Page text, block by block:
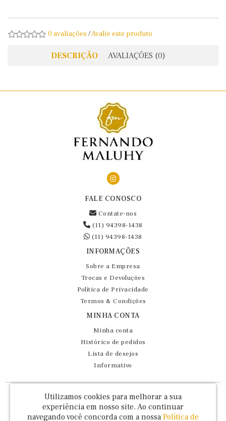
0 avaliações /Avalie este produto
DESCRIÇÃO AVALIAÇÕES (0)
FALE CONOSCO
Contate-nos
(11) 94398-1438
(11) 94398-1438
INFORMAÇÕES
Sobre a Empresa
Trocas e Devoluções
Política de Privacidade
Termos & Condições
MINHA CONTA
Minha conta
Histórico de pedidos
Lista de desejos
Informativo
Fernando Maluhy Cia Ltda - CNPJ: 60.458.825/0001-86
Rua Dr Euclydes da Cunha, 47 - Brás - São Paulo / SP - CEP 03016-030
Utilizamos cookies para melhorar a sua
experiência em nosso site. Ao continuar
navegando você concorda com a nossa Política de